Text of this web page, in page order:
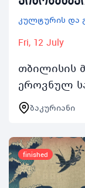
კულტურის და
Fri, 12 July
თბილისის
ეროვნულ
ივლისს
წლის
და…
ბაკურიანი
finished